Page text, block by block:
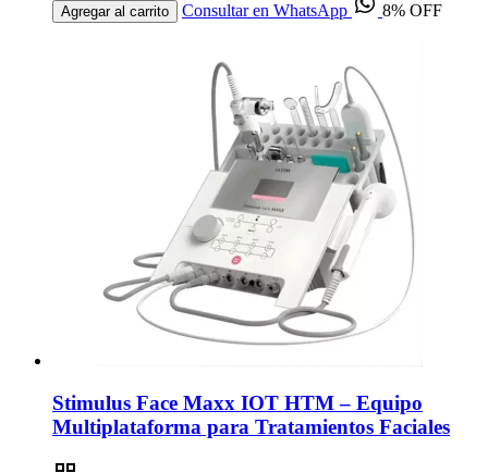
Agregar al carrito Consultar en WhatsApp 8% OFF
Stimulus Face Maxx IOT HTM – Equipo
Multiplataforma para Tratamientos Faciales